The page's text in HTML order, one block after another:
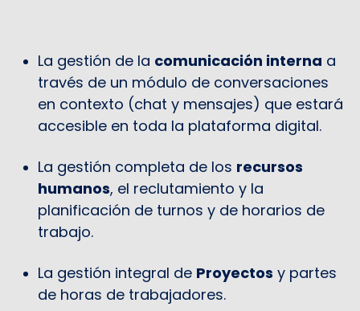
La gestión de la comunicación interna a
través de un módulo de conversaciones
en contexto (chat y mensajes) que estará
accesible en toda la plataforma digital.
La gestión completa de los recursos
humanos, el reclutamiento y la
planificación de turnos y de horarios de
trabajo.
La gestión integral de Proyectos y partes
de horas de trabajadores.